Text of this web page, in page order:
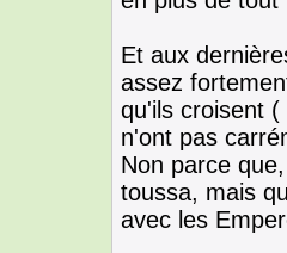
Et aux
assez
qu'ils croisent
n'ont pas
Non parce
toussa, mais
avec les